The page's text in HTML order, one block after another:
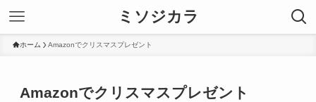
ミソジカラ
ホーム Amazonでクリスマスプレゼント
Amazonでクリスマスプレゼント